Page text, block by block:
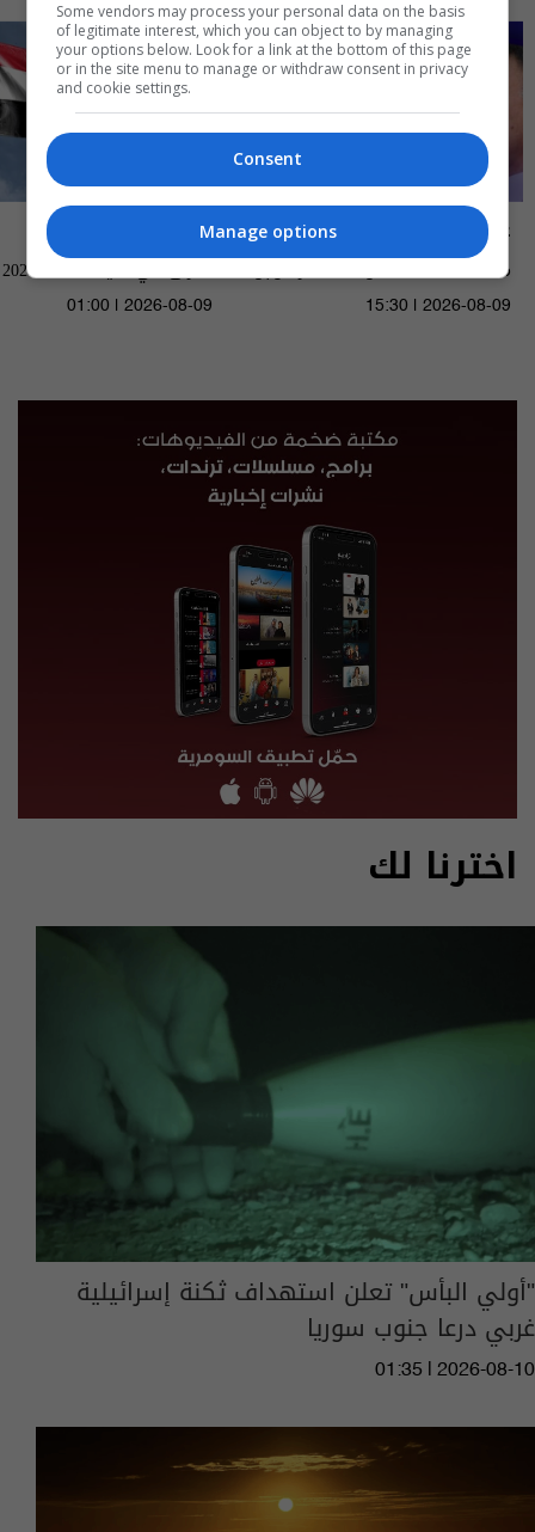
عشرين
مكافحة الفساد.. صولة مستمرة وجولة
قادمة - الحلقة ٥٥ | الموسم 5
15:30 | 2026-08-09
العراق في دقيقة
العراق في دقيقة 09-08-2026 | 2026
01:00 | 2026-08-09
اخترنا لك
"أولي البأس" تعلن استهداف ثكنة إسرائيلية
غربي درعا جنوب سوريا
01:35 | 2026-08-10
Some vendors may process your personal data on the basis
of legitimate interest, which you can object to by managing
your options below. Look for a link at the bottom of this page
or in the site menu to manage or withdraw consent in privacy
and cookie settings.
Consent
Manage options